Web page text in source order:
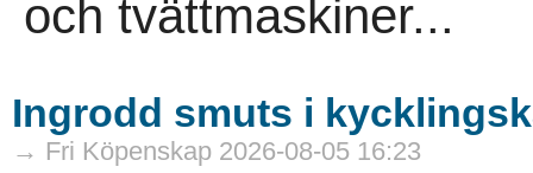
och tvättmaskiner...
Ingrodd smuts i
→ Fri Köpenskap 2026-08-05 16:23